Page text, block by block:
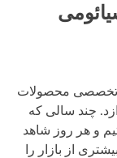
تخصصی محصولات
چند سالی که
و هر روز شاهد
از بازار را